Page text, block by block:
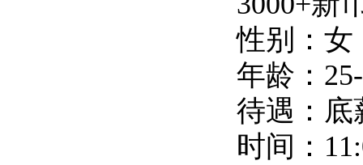
性别：女
年龄：
待遇：底
时间：